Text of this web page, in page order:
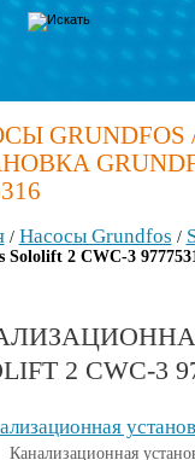
/ Насосы Grundfos /
Sololift 2 CWC-3
2 CWC-3
Канализационная